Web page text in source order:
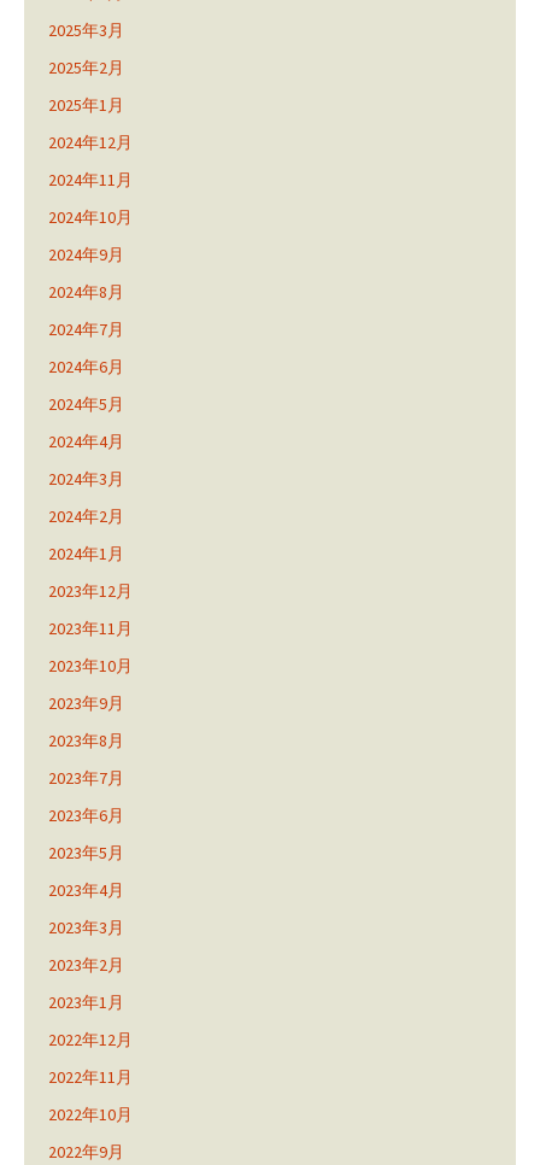
2025年3月
2025年2月
2025年1月
2024年12月
2024年11月
2024年10月
2024年9月
2024年8月
2024年7月
2024年6月
2024年5月
2024年4月
2024年3月
2024年2月
2024年1月
2023年12月
2023年11月
2023年10月
2023年9月
2023年8月
2023年7月
2023年6月
2023年5月
2023年4月
2023年3月
2023年2月
2023年1月
2022年12月
2022年11月
2022年10月
2022年9月